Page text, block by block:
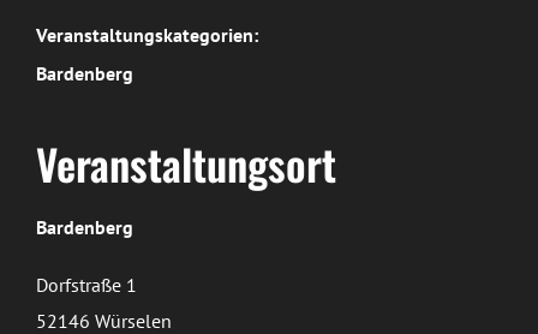
Veranstaltungskategorien:
Bardenberg
Veranstaltungsort
Bardenberg
Dorfstraße 1
52146 Würselen